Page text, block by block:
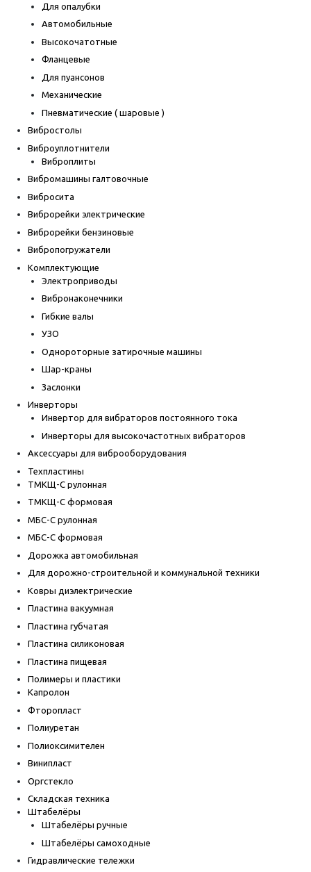
Для опалубки
Автомобильные
Высокочатотные
Фланцевые
Для пуансонов
Механические
Пневматические ( шаровые )
Вибростолы
Виброуплотнители
Виброплиты
Вибромашины галтовочные
Вибросита
Виброрейки электрические
Виброрейки бензиновые
Вибропогружатели
Комплектующие
Электроприводы
Вибронаконечники
Гибкие валы
УЗО
Однороторные затирочные машины
Шар-краны
Заслонки
Инверторы
Инвертор для вибраторов постоянного тока
Инверторы для высокочастотных вибраторов
Аксессуары для виброоборудования
Техпластины
ТМКЩ-С рулонная
ТМКЩ-С формовая
МБС-С рулонная
МБС-С формовая
Дорожка автомобильная
Для дорожно-строительной и коммунальной техники
Ковры диэлектрические
Пластина вакуумная
Пластина губчатая
Пластина силиконовая
Пластина пищевая
Полимеры и пластики
Капролон
Фторопласт
Полиуретан
Полиоксимителен
Винипласт
Оргстекло
Складская техника
Штабелёры
Штабелёры ручные
Штабелёры самоходные
Гидравлические тележки